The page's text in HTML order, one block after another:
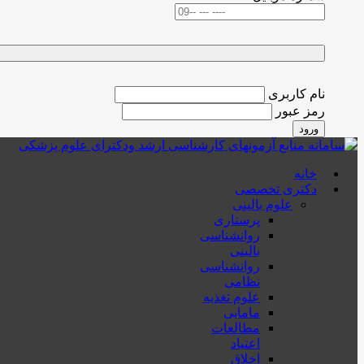
نام کاربری
رمز عبور
ورود
خانه
دکتری تخصصی
علوم بالینی
پرستاری
روانشناسی
بالینی
روانشناسی
نظامی
علوم تغذیه
مامایی
مطالعات
اعتیاد
اخلاق